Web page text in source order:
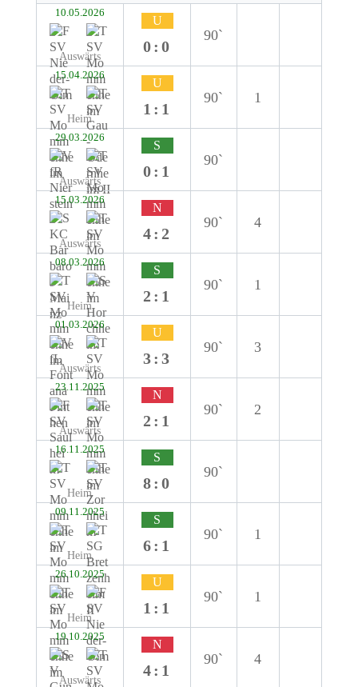
10.05.2026
Auswärts
U
0:0
90`
15.04.2026
Heim
U
1:1
90` 1
29.03.2026
Auswärts
S
0:1
90`
15.03.2026
Auswärts
N
4:2
90` 4
08.03.2026
Heim
S
2:1
90` 1
01.03.2026
Auswärts
U
3:3
90` 3
23.11.2025
Auswärts
N
2:1
90` 2
16.11.2025
Heim
S
8:0
90`
09.11.2025
Heim
S
6:1
90` 1
26.10.2025
Heim
U
1:1
90` 1
19.10.2025
Auswärts
N
4:1
90` 4